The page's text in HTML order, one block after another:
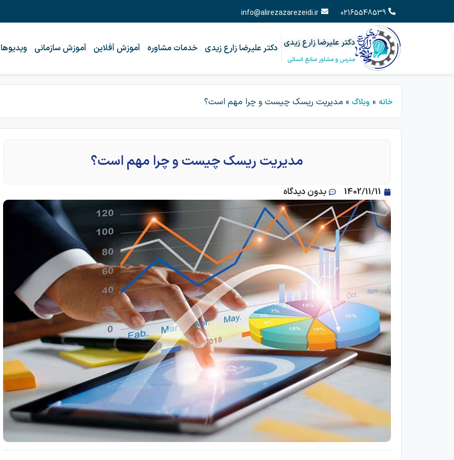
02165548539
info@alirezazarezeidi.ir
دکتر علیرضا زارع زیدی
مدرس و مشاور منابع انسانی
دکتر علیرضا زارع زیدی خدمات مشاوره آموزش آفلاین آموزش سازمانی ویدیوها
خانه » وبلاگ » مدیریت ریسک چیست و چرا مهم است؟
مدیریت ریسک چیست و چرا مهم است؟
1402/11/11 بدون دیدگاه